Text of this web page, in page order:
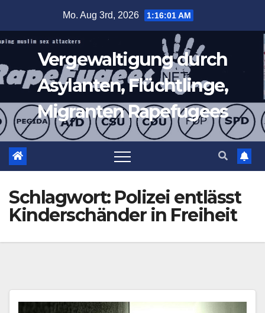
springen
Mo. Aug 3rd, 2026 1:16:02 AM
Vergewaltigung durch
Asylanten, Flüchtlinge,
Migranten Rapefugees
Schlagwort: Polizei entlässt
Kinderschänder in Freiheit